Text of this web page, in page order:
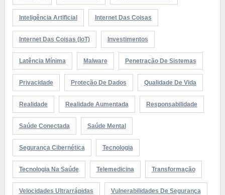
Inteligência Artificial Internet Das Coisas
Internet Das Coisas (IoT) Investimentos
Latência Mínima Malware Penetração De Sistemas
Privacidade Proteção De Dados Qualidade De Vida
Realidade Realidade Aumentada Responsabilidade
Saúde Conectada Saúde Mental
Segurança Cibernética Tecnologia
Tecnologia Na Saúde Telemedicina Transformação
Velocidades Ultrarrápidas Vulnerabilidades De Segurança